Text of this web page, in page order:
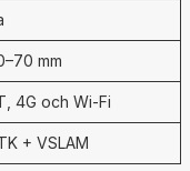
mm
4G och Wi‑Fi
+ VSLAM